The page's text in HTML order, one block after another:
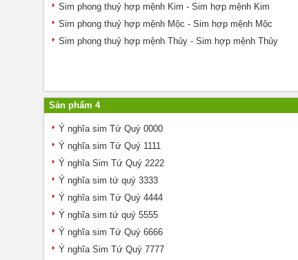
Sim phong thuỷ hợp mệnh Kim - Sim hợp mệnh Kim
Sim phong thuỷ hợp mệnh Mộc - Sim hợp mệnh Mộc
Sim phong thuỷ hợp mệnh Thủy - Sim hợp mệnh Thủy
Sản phẩm 4
Ý nghĩa sim Tứ Quý 0000
Ý nghĩa sim Tứ Quý 1111
Ý nghĩa Sim Tứ Quý 2222
Ý nghĩa sim tứ quý 3333
Ý nghĩa sim Tứ Quý 4444
Ý nghĩa sim tứ quý 5555
Ý nghĩa sim Tứ Quý 6666
Ý nghĩa Sim Tứ Quý 7777